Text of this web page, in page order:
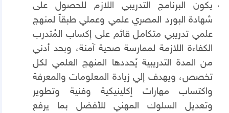
يكون البرنامج التدريبي اللازم للحصول على
شهادة البورد المصري علمي وعملي طبقاً لمنهج
علمي تدريبي متكامل قائم على إكساب المُتدرب
الكفاءة اللازمة لممارسة صحية آمنة، وبحد أدني
من المدة التدريبية يُحددها المنهج العلمي لكل
تخصص، ويهدف إلي زيادة المعلومات والمعرفة
واكتساب مهارات إكلينيكية وفنية وتطوير
وتعديل السلوك المهني للأفضل بما يرفع